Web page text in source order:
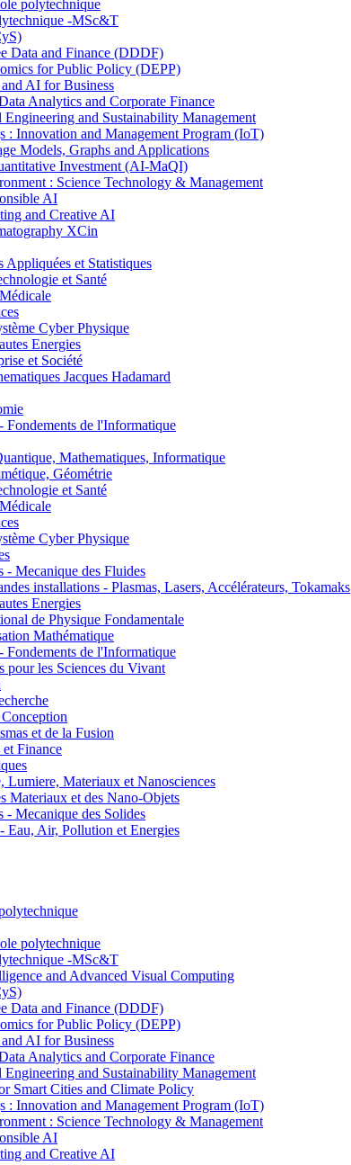
polytechnique
-MSc&T
Data and Finance (DDDF)
for Public Policy (DEPP)
AI for Business
Analytics and Corporate Finance
and Sustainability Management
Innovation and Management Program (IoT)
Models, Graphs and Applications
Investment (AI-MaQI)
: Science Technology & Management
AI
and Creative AI
XCin
et Statistiques
et Santé
Cyber Physique
Energies
et Société
Jacques Hadamard
de l'Informatique
Mathematiques, Informatique
Géométrie
et Santé
Cyber Physique
Mecanique des Fluides
installations - Plasmas, Lasers, Accélérateurs, Tokamaks
Energies
de Physique Fondamentale
Mathématique
de l'Informatique
les Sciences du Vivant
et de la Fusion
Finance
Materiaux et Nanosciences
et des Nano-Objets
Mecanique des Solides
Air, Pollution et Energies
polytechnique
-MSc&T
and Advanced Visual Computing
Data and Finance (DDDF)
for Public Policy (DEPP)
AI for Business
Analytics and Corporate Finance
and Sustainability Management
Smart Cities and Climate Policy
Innovation and Management Program (IoT)
: Science Technology & Management
AI
and Creative AI